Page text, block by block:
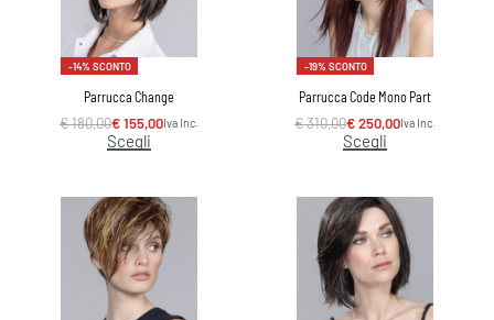
-14% SCONTO
Parrucca Change
€180,00€155,00Iva Inc.
Scegli
-19% SCONTO
Parrucca Code Mono Part
€310,00€250,00Iva Inc.
Scegli